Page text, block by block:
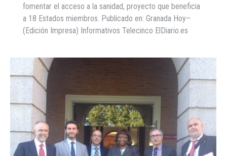
fomentar el acceso a la sanidad, proyecto que beneficia
a 18 Estados miembros. Publicado en: Granada Hoy–
(Edición Impresa) Informativos Telecinco ElDiario.es